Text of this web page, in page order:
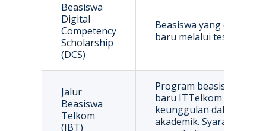
Beasiswa
Digital
Competency
Scholarship
(DCS)
Beasiswa yang
baru melalui tes CBT.
Jalur
Beasiswa
Telkom
(JBT)
Program beasiswa ini
baru ITTelkom
keunggulan dalam
akademik. Syarat dan